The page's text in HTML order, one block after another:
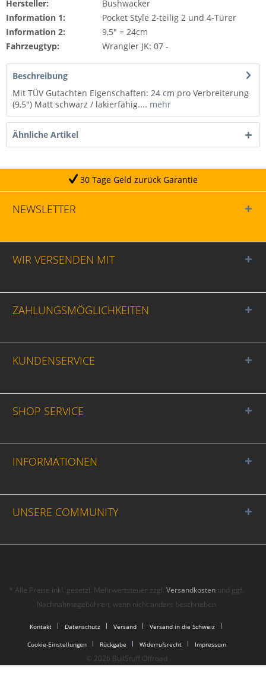
Hersteller:
Bushwacker
Information 1:
Pocket Style 2-teilig 2 und 4-Türer
Information 2:
9,5" = 24cm
Fahrzeugtyp:
Wrangler JK: 07 -
Beschreibung
Mit TÜV Gutachten Eigenschaften: 24 cm pro Verbreiterung
(9,5") Matt schwarz / lakierfähig.... mehr
Ähnliche Artikel
Geld zurück Garantie
NEWSLETTER
WIR VERSENDEN MIT
ZAHLUNGSMÖGLICHKEITEN
KUNDENSERVICE
SHOP SERVICE
INFORMATIONEN
UNSERE COMMUNITY
* Alle Preise inkl. gesetzl. Mehrwertsteuer zzgl.Versandkosten und ggf.
Nachnahmegebühren, wenn nicht anders beschrieben
Kontakt Datenschutz Versand Versand in die Schweiz
Cookie-Einstellungen Rückgabe Widerrufsrecht Impressum
© 2026 BullStuff Offroad